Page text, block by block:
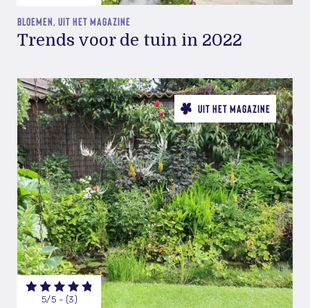
BLOEMEN, UIT HET MAGAZINE
Trends voor de tuin in 2022
UIT HET MAGAZINE
5/5 - (3)